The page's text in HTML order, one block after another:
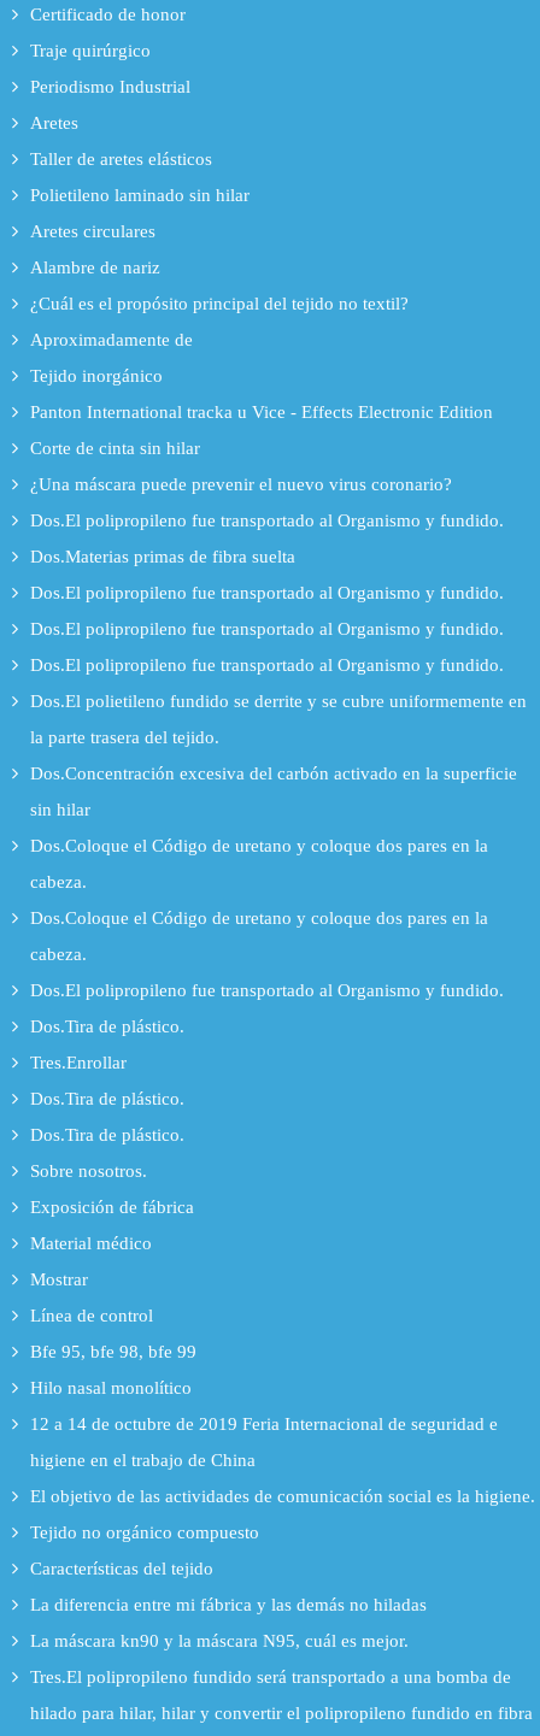
Certificado de honor
Traje quirúrgico
Periodismo Industrial
Aretes
Taller de aretes elásticos
Polietileno laminado sin hilar
Aretes circulares
Alambre de nariz
¿Cuál es el propósito principal del tejido no textil?
Aproximadamente de
Tejido inorgánico
Panton International tracka u Vice - Effects Electronic Edition
Corte de cinta sin hilar
¿Una máscara puede prevenir el nuevo virus coronario?
Dos.El polipropileno fue transportado al Organismo y fundido.
Dos.Materias primas de fibra suelta
Dos.El polipropileno fue transportado al Organismo y fundido.
Dos.El polipropileno fue transportado al Organismo y fundido.
Dos.El polipropileno fue transportado al Organismo y fundido.
Dos.El polietileno fundido se derrite y se cubre uniformemente en
la parte trasera del tejido.
Dos.Concentración excesiva del carbón activado en la superficie
sin hilar
Dos.Coloque el Código de uretano y coloque dos pares en la
cabeza.
Dos.Coloque el Código de uretano y coloque dos pares en la
cabeza.
Dos.El polipropileno fue transportado al Organismo y fundido.
Dos.Tira de plástico.
Tres.Enrollar
Dos.Tira de plástico.
Dos.Tira de plástico.
Sobre nosotros.
Exposición de fábrica
Material médico
Mostrar
Línea de control
Bfe 95, bfe 98, bfe 99
Hilo nasal monolítico
12 a 14 de octubre de 2019 Feria Internacional de seguridad e
higiene en el trabajo de China
El objetivo de las actividades de comunicación social es la higiene.
Tejido no orgánico compuesto
Características del tejido
La diferencia entre mi fábrica y las demás no hiladas
La máscara kn90 y la máscara N95, cuál es mejor.
Tres.El polipropileno fundido será transportado a una bomba de
hilado para hilar, hilar y convertir el polipropileno fundido en fibra